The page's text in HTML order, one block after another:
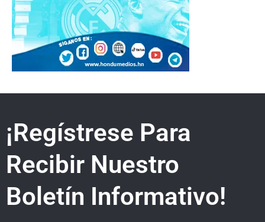
¡Regístrese Para
Recibir Nuestro
Boletín Informativo!